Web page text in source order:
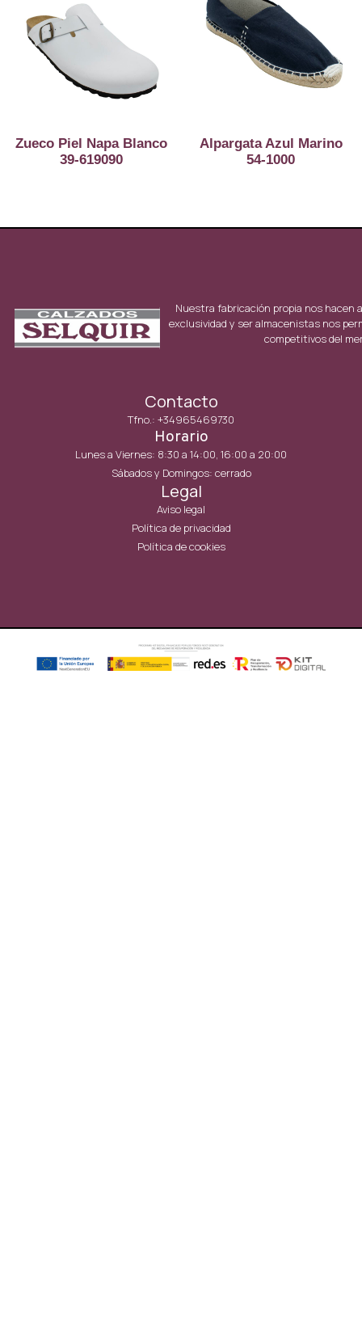
Zueco Piel Napa Blanco
39-619090
Alpargata Azul Marino
54-1000
Nuestra fabricación propia nos hacen
exclusividad y ser almacenistas nos
competitivos del
Legal
Aviso legal
Política de privacidad
Política de cookies
Horario
Lunes a Viernes: 8:30 a 14:00, 16:00 a 20:00
Sábados y Domingos: cerrado
Contacto
Tfno.: +34965469730